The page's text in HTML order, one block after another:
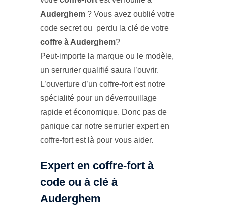
Auderghem ? Vous avez oublié votre
code secret ou perdu la clé de votre
coffre à Auderghem?
Peut-importe la marque ou le modèle,
un serrurier qualifié saura l’ouvrir.
L’ouverture d’un coffre-fort est notre
spécialité pour un déverrouillage
rapide et économique. Donc pas de
panique car notre serrurier expert en
coffre-fort est là pour vous aider.
Expert en coffre-fort à
code ou à clé à
Auderghem